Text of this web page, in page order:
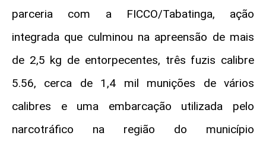
parceria com a FICCO/Tabatinga, ação
integrada que culminou na apreensão de mais
de 2,5 kg de entorpecentes, três fuzis calibre
5.56, cerca de 1,4 mil munições de vários
calibres e uma embarcação utilizada pelo
narcotráfico na região do município